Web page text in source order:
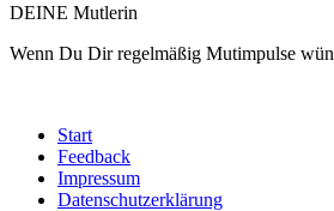
DEINE Mutlerin
Wenn Du Dir regelmäßig Mutimpulse
Start
Feedback
Impressum
Datenschutzerklärung